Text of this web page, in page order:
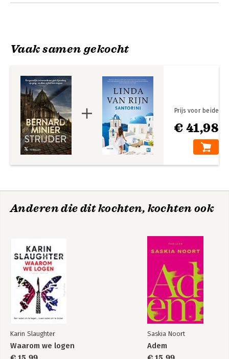
Vaak samen gekocht
€ 41,98
Prijs voor beide
Anderen die dit kochten, kochten ook
Karin Slaughter
Waarom we logen
Saskia Noort
Adem